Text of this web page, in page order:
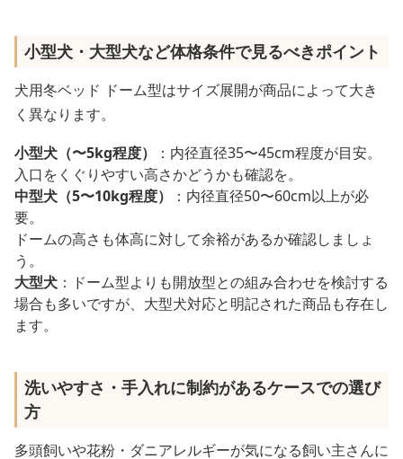
小型犬・大型犬など体格条件で見るべきポイント
犬用冬ベッド ドーム型はサイズ展開が商品によって大き
く異なります。
小型犬（〜5kg程度）
：内径直径35〜45cm程度が目安。
入口をくぐりやすい高さかどうかも確認を。
中型犬（5〜10kg程度）
：内径直径50〜60cm以上が必
要。
ドームの高さも体高に対して余裕があるか確認しましょ
う。
大型犬 ：ドーム型よりも開放型との組み合わせを検討する
場合も多いですが、大型犬対応と明記された商品も存在し
ます。
洗いやすさ・手入れに制約があるケースでの選び
方
多頭飼いや花粉・ダニアレルギーが気になる飼い主さんに